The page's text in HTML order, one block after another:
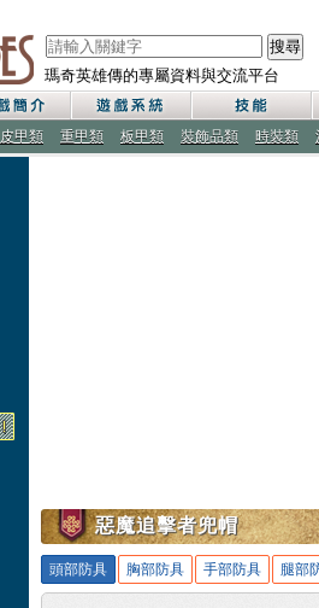
瑪奇英雄傳的專屬資料與交流平台
搜尋
皮甲類 重甲類 板甲類 裝飾品類 時裝類
惡魔追擊者兜帽
頭部防具 胸部防具 手部防具 腿部